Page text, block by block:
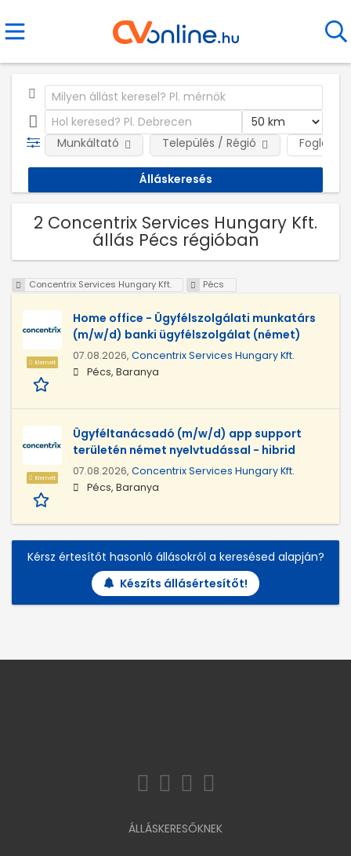
Munkáltató Település / Régió
2 Concentrix Services Hungary Kft.
állás Pécs régióban
Concentrix Services Hungary Kft. Pécs
Kiemelt
Home office - Ügyfélszolgálati munkatárs
(m/w/d) banki ügyfélszolgálat (német)
07.08.2026, Concentrix Services Hungary Kft.
Pécs, Baranya
Kiemelt
Ügyféltanácsadó (m/w/d) app support
területén német nyelvtudással - hibrid
07.08.2026, Concentrix Services Hungary Kft.
Pécs, Baranya
Kérsz értesítőt hasonló állásokról a keresésed alapján?
Készíts állásértesítőt!
ÁLLÁSKERESŐKNEK